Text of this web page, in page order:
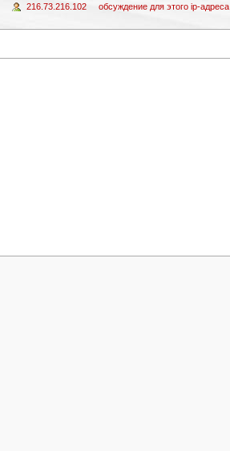
216.73.216.102 обсуждение для этого ip-адреса